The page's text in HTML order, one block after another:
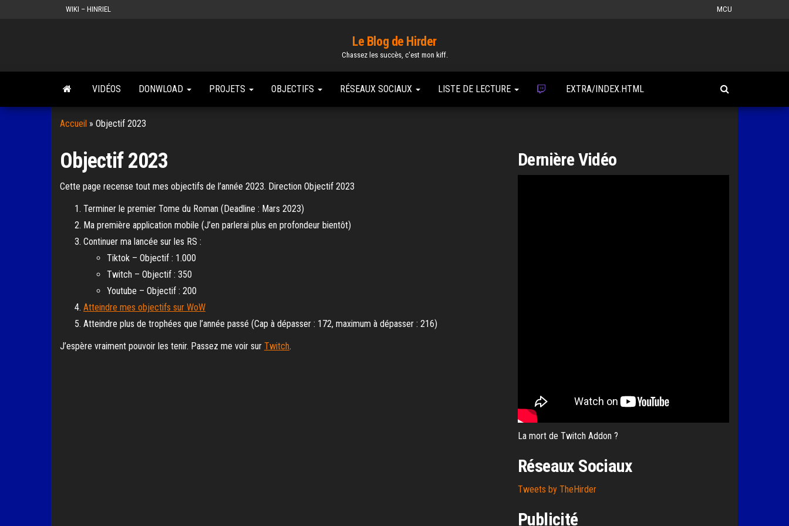
WIKI – HINRIEL MCU
Le Blog de Hirder
Chassez les succès, c'est mon kiff.
VIDÉOS DONWLOAD PROJETS OBJECTIFS RÉSEAUX SOCIAUX LISTE DE LECTURE EXTRA/INDEX.HTML
Accueil » Objectif 2023
Objectif 2023
Cette page recense tout mes objectifs de l’année 2023. Direction Objectif 2023
Terminer le premier Tome du Roman (Deadline : Mars 2023)
Ma première application mobile (J’en parlerai plus en profondeur bientôt)
Continuer ma lancée sur les RS :
Tiktok – Objectif : 1.000
Twitch – Objectif : 350
Youtube – Objectif : 200
Atteindre mes objectifs sur WoW
Atteindre plus de trophées que l’année passé (Cap à dépasser : 172, maximum à dépasser : 216)
J’espère vraiment pouvoir les tenir. Passez me voir sur Twitch.
Dernière Vidéo
La mort de Twitch Addon ?
Réseaux Sociaux
Tweets by TheHirder
Publicité